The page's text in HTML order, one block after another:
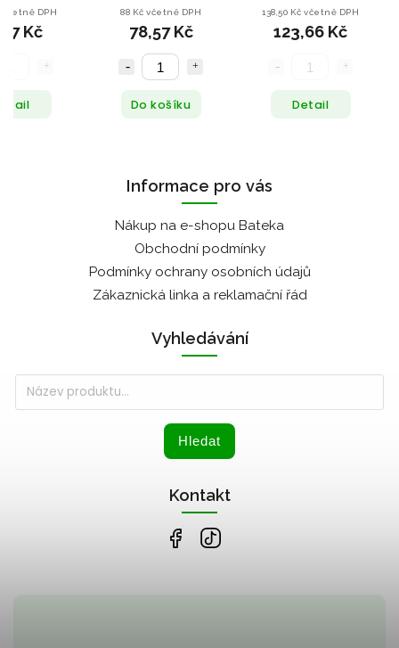
včetně DPH
Kč
kakaovými boby -
300 g
88 Kč včetně DPH
78,57 Kč
Do košíku
138,50 Kč včetně DPH
123,66 Kč
Detail
Informace pro vás
Nákup na e-shopu Bateka
Obchodní podmínky
Podmínky ochrany osobních údajů
Zákaznická linka a reklamační řád
Vyhledávání
Hledat
Kontakt